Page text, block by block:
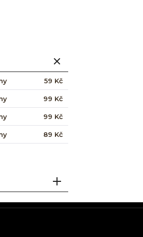
59 Kč
99 Kč
99 Kč
89 Kč